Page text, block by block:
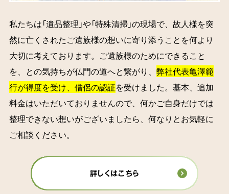
私たちは「遺品整理」や「特殊清掃」の現場で、故人様を突
然に亡くされたご遺族様の想いに寄り添うことを何より
大切に考えております。ご遺族様のためにできること
を、との気持ちが仏門の道へと繋がり、 弊社代表亀澤範
行が得度を受け、僧侶の認証を受けました。基本、追加
料金はいただいておりませんので、何かご自身だけでは
整理できない想いがございましたら、何なりとお気軽に
ご相談ください。
詳しくはこちら